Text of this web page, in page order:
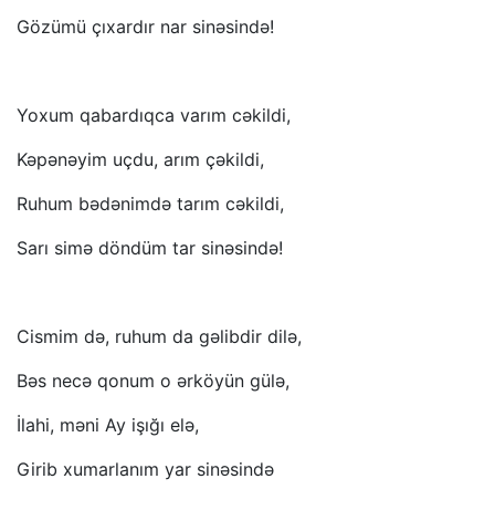
Gözümü çıxardır nar sinəsində!
Yoxum qabardıqca varım cəkildi,
Kəpənəyim uçdu, arım çəkildi,
Ruhum bədənimdə tarım cəkildi,
Sarı simə döndüm tar sinəsində!
Cismim də, ruhum da gəlibdir dilə,
Bəs necə qonum o ərköyün gülə,
İlahi, məni Ay işığı elə,
Girib xumarlanım yar sinəsində